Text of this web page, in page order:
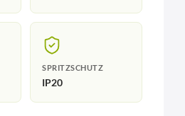
SPRITZSCHUTZ
IP20